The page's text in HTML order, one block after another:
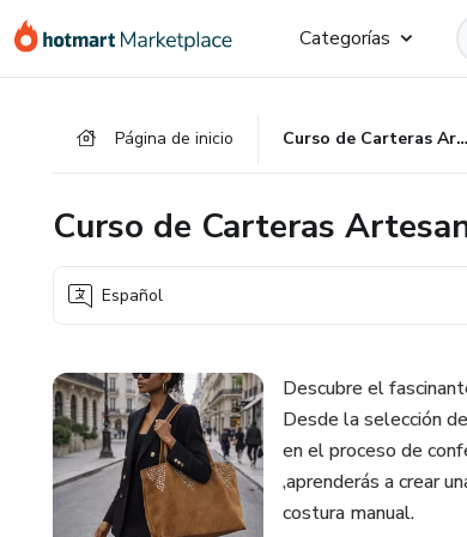
Categorías
Página de inicio Curso de Carteras Artesanales: DiClarisa para Principiantes
Curso de Carteras
Español
Descubre el
Desde la selección
en el proceso de
,aprenderás a crear
costura manual.